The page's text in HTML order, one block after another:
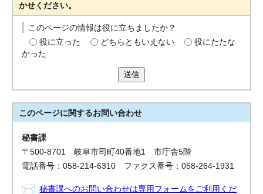
かせください。
このページの情報は役に立ちましたか？
役に立った
どちらともいえない
役にたたな
かった
送信
このページに関するお問い合わせ
秘書課
〒500-8701 岐阜市司町40番地1 市庁舎5階
電話番号：058-214-6310 ファクス番号：058-264-1931
秘書課へのお問い合わせは専用フォームをご利用くだ